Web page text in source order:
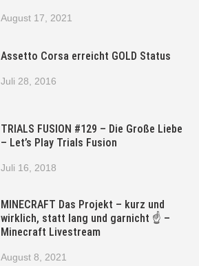
August 17, 2021
Assetto Corsa erreicht GOLD Status
Juli 28, 2016
TRIALS FUSION #129 – Die Große Liebe
– Let’s Play Trials Fusion
Juli 16, 2018
MINECRAFT Das Projekt – kurz und
wirklich, statt lang und garnicht ☝ –
Minecraft Livestream
August 8, 2021